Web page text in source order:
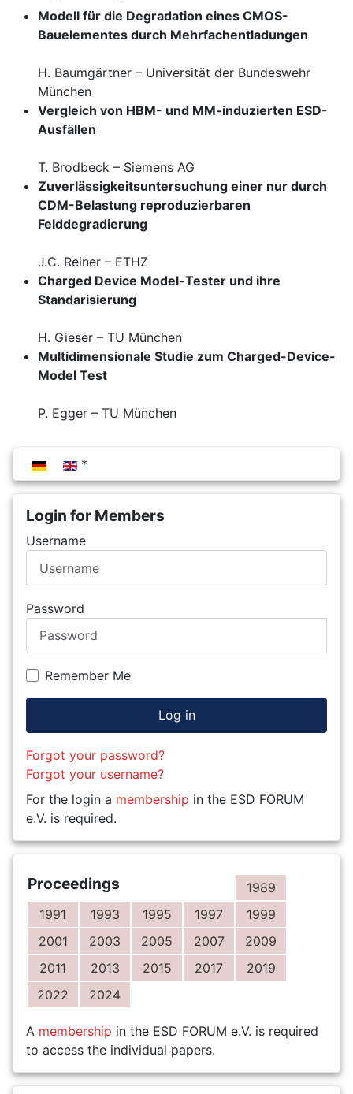
Select your language
Login for Members
Username
Password
Remember Me
Log in
Forgot your password?
Forgot your username?
For the login a membership in the ESD FORUM
e.V. is required.
Proceedings
1989
1991
1993 1995 1997
1999
2001
2003 2005 2007
2009
2011
2013 2015 2017
2019
2022
2024
A membership in the ESD FORUM e.V. is required
to access the individual papers.
Modell für die Degradation eines CMOS-
Bauelementes durch Mehrfachentladungen
H. Baumgärtner – Universität der Bundeswehr
München
Vergleich von HBM- und MM-induzierten ESD-
Ausfällen
T. Brodbeck – Siemens AG
Zuverlässigkeitsuntersuchung einer nur durch
CDM-Belastung reproduzierbaren
Felddegradierung
J.C. Reiner – ETHZ
Charged Device Model-Tester und ihre
Standarisierung
H. Gieser – TU München
Multidimensionale Studie zum Charged-Device-
Model Test
P. Egger – TU München